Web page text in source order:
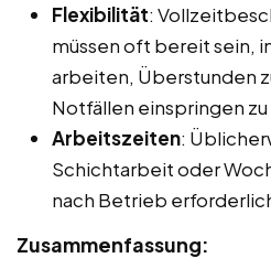
Flexibilität:
müssen oft bereit sein,
arbeiten, Überstunden
Notfällen einspringen
Arbeitszeiten:
Schichtarbeit oder
nach Betrieb
Zusammenfassung: